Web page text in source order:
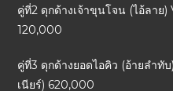
คู่ที่2 ดุกด้างเจ้าขุนโจน (ไอ้ลา
120,000
คู่ที่3 ดุกด้างยอดไอคิว (อ้ายลำทั
เนียร์) 620,000